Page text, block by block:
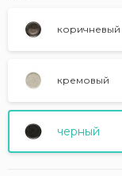
коричневый
кремовый
черный